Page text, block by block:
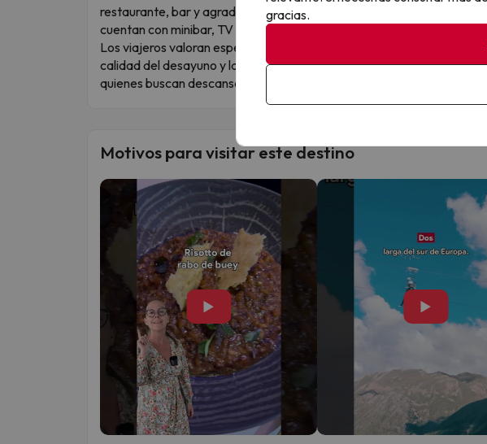
restaurante, bar y agradables espacios comunes. Las habitaciones,
cuentan con minibar, TV y baño privado para garantizar una
Los viajeros valoran especialmente la amabilidad del personal, la
calidad del desayuno y la gastronomía del hotel, creando una
quienes buscan descanso en la montaña.
Motivos para visitar este destino
▶ ▶
gracias.